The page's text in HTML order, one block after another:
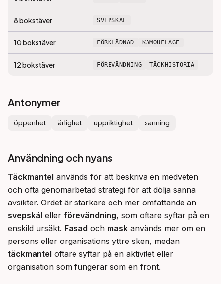
8bokstäver SVEPSKÄL
10bokstäver FÖRKLÄDNAD KAMOUFLAGE
12bokstäver FÖREVÄNDNING TÄCKHISTORIA
Antonymer
öppenhet ärlighet uppriktighet sanning
Användning och nyans
Täckmantel används för att beskriva en medveten
och ofta genomarbetad strategi för att dölja sanna
svepskäl eller förevändning, som oftare syftar på en
enskild ursäkt. Fasad och mask används mer om en
täckmantel oftare syftar på en aktivitet eller
organisation som fungerar som en front.